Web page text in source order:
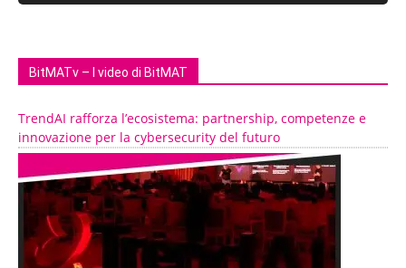
BitMATv – I video di BitMAT
TrendAI rafforza l’ecosistema: partnership, competenze e
innovazione per la cybersecurity del futuro